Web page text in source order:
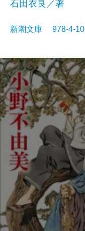
石田衣良／著
新潮文庫 978-4-